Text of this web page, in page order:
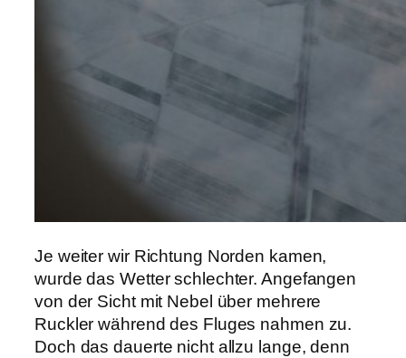
Je weiter wir Richtung Norden kamen,
wurde das Wetter schlechter. Angefangen
von der Sicht mit Nebel über mehrere
Ruckler während des Fluges nahmen zu.
Doch das dauerte nicht allzu lange, denn